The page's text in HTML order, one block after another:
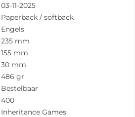
03-11-2025
Paperback / softback
Engels
235 mm
155 mm
30 mm
486 gr
Bestelbaar
400
Inheritance Games